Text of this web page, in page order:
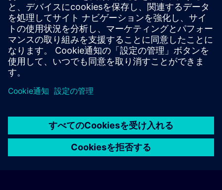
explore timeline
個別見積もり
本トレーニングの標準価格表（例：購買部門向け）をご希望の
場合は、以下のリンクをクリックしてください。まず、お客様
の基本情報をご入力いただくと、その後、見積書がメールで送
付されます。